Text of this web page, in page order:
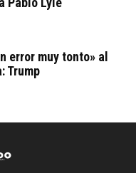
error muy tonto» al
Trump